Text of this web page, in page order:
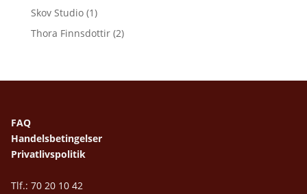
Skov Studio (1)
Thora Finnsdottir (2)
FAQ
Handelsbetingelser
Privatlivspolitik
Tlf.: 70 20 10 42